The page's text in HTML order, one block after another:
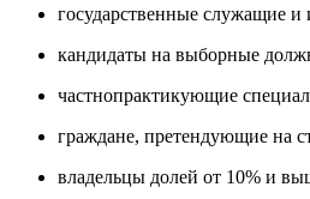
государственные служащие и
кандидаты на выборные
частнопрактикующие
граждане, претендующие на
владельцы долей от 10% и